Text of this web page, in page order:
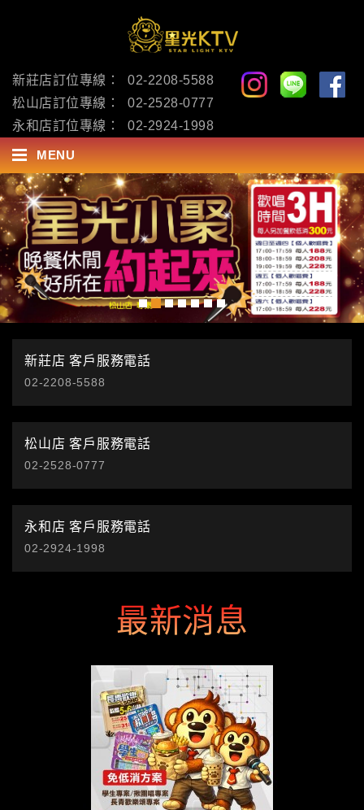
新莊店訂位專線：
02-2208-5588
松山店訂位專線：
02-2528-0777
永和店訂位專線：
02-2924-1998
MENU
新莊店 客戶服務電話
02-2208-5588
松山店 客戶服務電話
02-2528-0777
永和店 客戶服務電話
02-2924-1998
最新消息